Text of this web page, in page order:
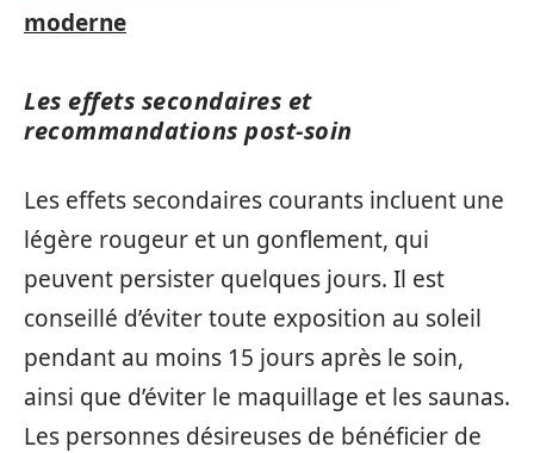
moderne
Les effets secondaires et
recommandations post-soin
Les effets secondaires courants incluent une
légère rougeur et un gonflement, qui
peuvent persister quelques jours. Il est
conseillé d’éviter toute exposition au soleil
pendant au moins 15 jours après le soin,
ainsi que d’éviter le maquillage et les saunas.
Les personnes désireuses de bénéficier de